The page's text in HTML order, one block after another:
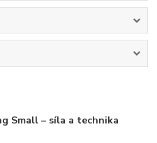
Small – síla a technika